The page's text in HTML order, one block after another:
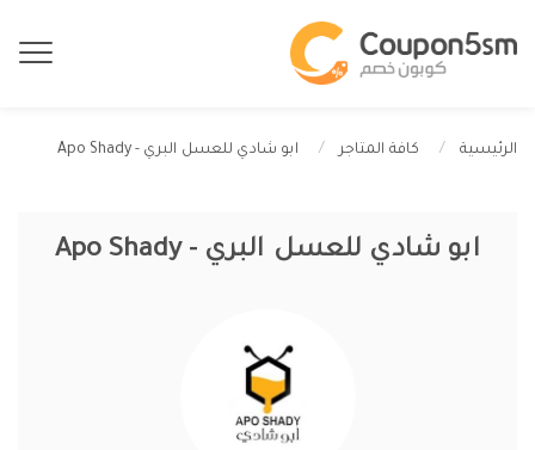
الرئيسية كافة المتاجر ابو شادي للعسل البري - Apo Shady
ابو شادي للعسل البري - Apo Shady